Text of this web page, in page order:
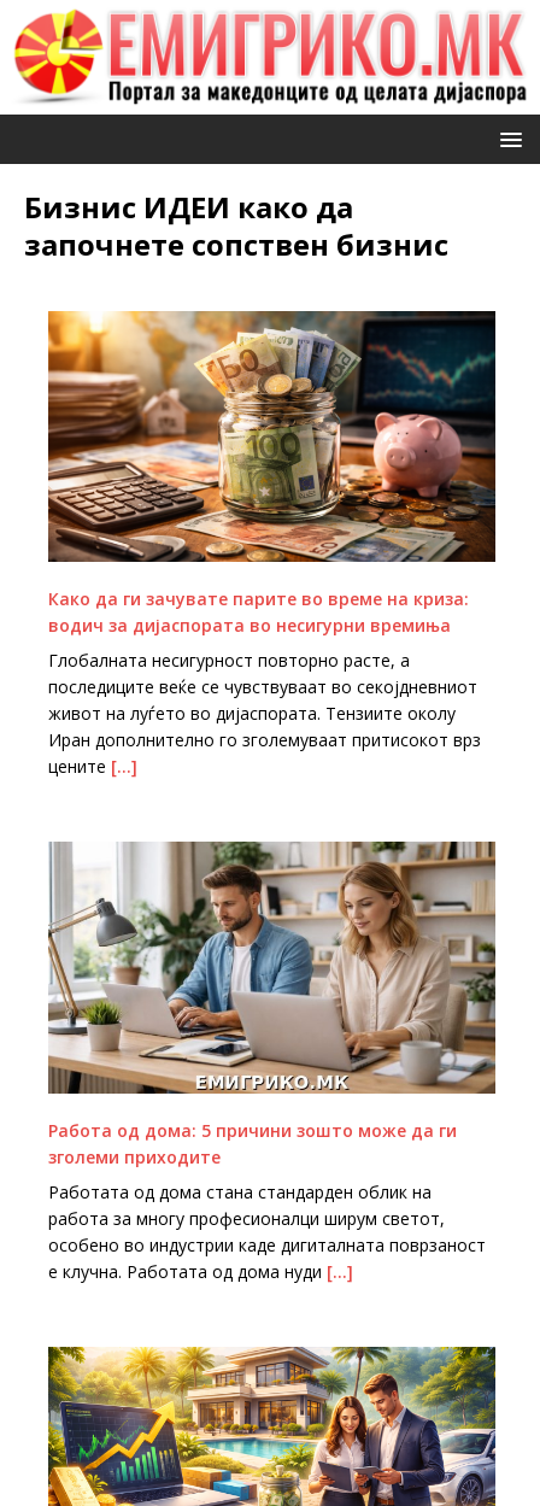
Бизнис ИДЕИ како да
започнете сопствен бизнис
Како да ги зачувате парите во време на криза:
водич за дијаспората во несигурни времиња
Глобалната несигурност повторно расте, а
последиците веќе се чувствуваат во секојдневниот
живот на луѓето во дијаспората. Тензиите околу
Иран дополнително го зголемуваат притисокот врз
цените […]
Работа од дома: 5 причини зошто може да ги
зголеми приходите
Работата од дома стана стандарден облик на
работа за многу професионалци ширум светот,
особено во индустрии каде дигиталната поврзаност
е клучна. Работата од дома нуди […]